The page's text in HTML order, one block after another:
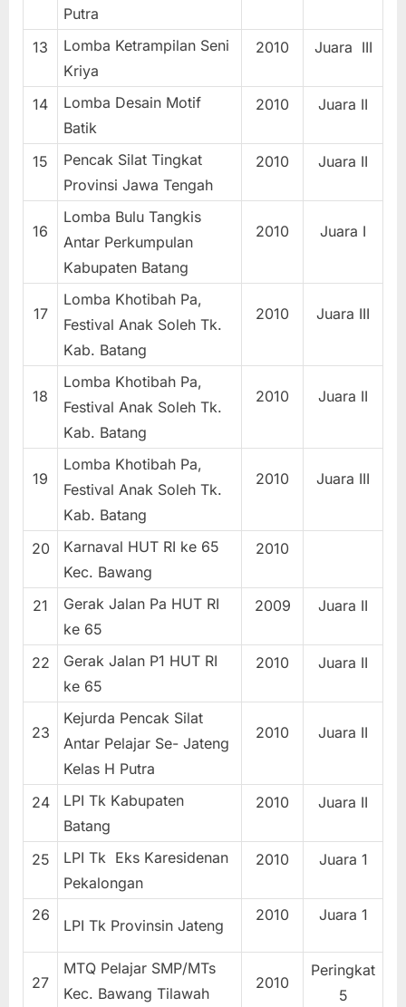
Putra
13
Lomba Ketrampilan Seni
Kriya
2010 Juara III
14
Lomba Desain Motif
Batik
2010 Juara II
15
Pencak Silat Tingkat
Provinsi Jawa Tengah
2010 Juara II
16
Lomba Bulu Tangkis
Antar Perkumpulan
Kabupaten Batang
2010 Juara I
17
Lomba Khotibah Pa,
Festival Anak Soleh Tk.
Kab. Batang
2010 Juara III
18
Lomba Khotibah Pa,
Festival Anak Soleh Tk.
Kab. Batang
2010 Juara II
19
Lomba Khotibah Pa,
Festival Anak Soleh Tk.
Kab. Batang
2010 Juara III
20
Karnaval HUT RI ke 65
Kec. Bawang
2010
21
Gerak Jalan Pa HUT RI
ke 65
2009 Juara II
22
Gerak Jalan P1 HUT RI
ke 65
2010 Juara II
23
Kejurda Pencak Silat
Antar Pelajar Se- Jateng
Kelas H Putra
2010 Juara II
24
LPI Tk Kabupaten
Batang
2010 Juara II
25
LPI Tk Eks Karesidenan
Pekalongan
2010 Juara 1
26
LPI Tk Provinsin Jateng
2010 Juara 1
27
MTQ Pelajar SMP/MTs
Kec. Bawang Tilawah
2010
Peringkat
5